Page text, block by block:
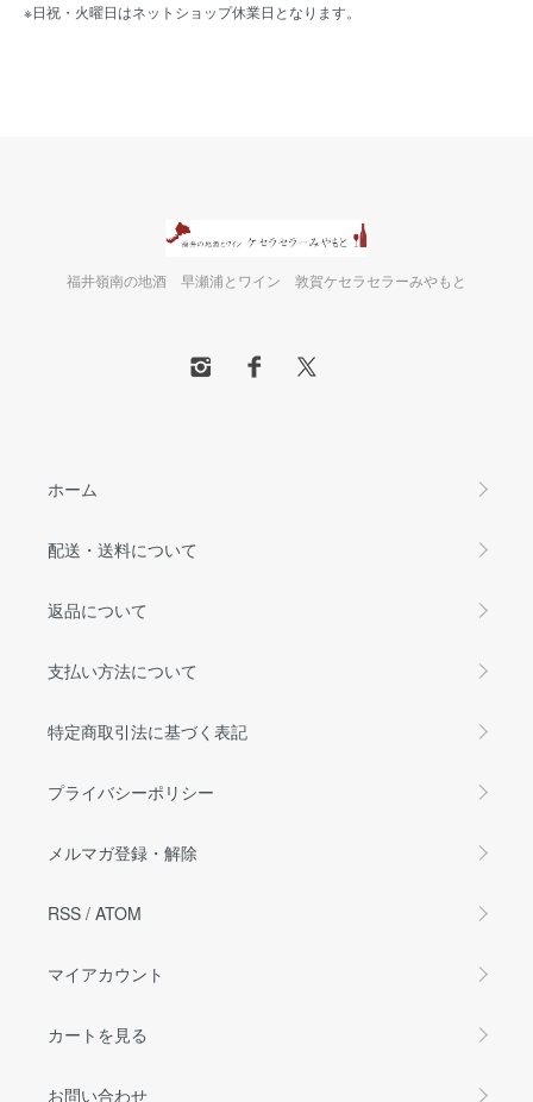
※日祝・火曜日はネットショップ休業日となります。
福井嶺南の地酒 早瀬浦とワイン 敦賀ケセラセラーみやもと
ホーム
配送・送料について
返品について
支払い方法について
特定商取引法に基づく表記
プライバシーポリシー
メルマガ登録・解除
RSS / ATOM
マイアカウント
カートを見る
お問い合わせ